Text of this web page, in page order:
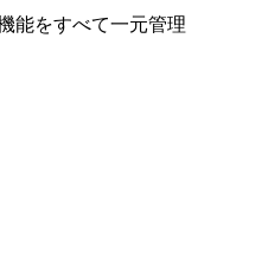
能をすべて一元管理